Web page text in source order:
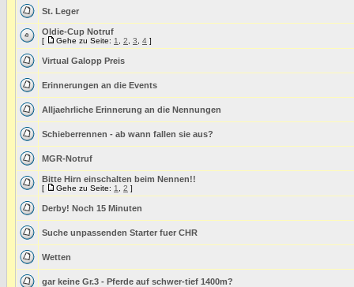
St. Leger
Oldie-Cup Notruf
[ Gehe zu Seite: 1 2 3 4 ]
Virtual Galopp Preis
Erinnerungen an die Events
Alljaehrliche Erinnerung an die Nennungen
Schieberrennen - ab wann fallen sie aus?
MGR-Notruf
Bitte Hirn einschalten beim Nennen!!
[ Gehe zu Seite: 1 2 ]
Derby! Noch 15 Minuten
Suche unpassenden Starter fuer CHR
Wetten
gar keine Gr.3 - Pferde auf schwer-tief 1400m?